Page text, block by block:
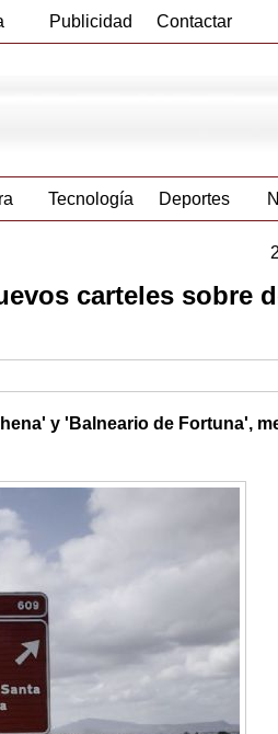
Publicidad Contactar
Tecnología Deportes
carteles sobre
y 'Balneario de Fortuna',